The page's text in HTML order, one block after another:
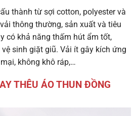
thành từ sợi cotton, polyester và
thông thường, sản xuất và tiêu
có khả năng thấm hút ẩm tốt,
sinh giặt giũ. Vải ít gây kích ứng
không khô ráp,…
THÊU ÁO THUN ĐỒNG